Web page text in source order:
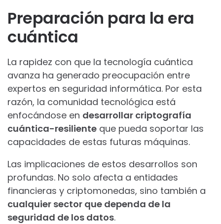
Preparación para la era
cuántica
La rapidez con que la tecnología cuántica
avanza ha generado preocupación entre
expertos en seguridad informática. Por esta
razón, la comunidad tecnológica está
enfocándose en desarrollar criptografía
cuántica-resiliente que pueda soportar las
capacidades de estas futuras máquinas.
Las implicaciones de estos desarrollos son
profundas. No solo afecta a entidades
financieras y criptomonedas, sino también a
cualquier sector que dependa de la
seguridad de los datos.